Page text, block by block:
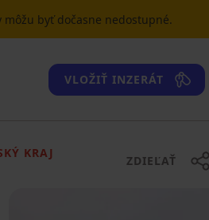
byť dočasne nedostupné.
VLOŽIŤ INZERÁT
KRAJ
ZDIEĽAŤ